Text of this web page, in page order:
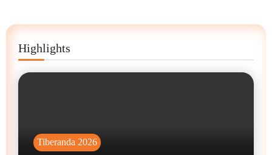
Highlights
Tiberanda 2026